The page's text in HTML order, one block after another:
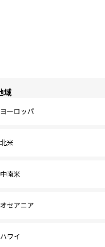
域
ヨーロッパ
北米
中南米
オセアニア
ハワイ